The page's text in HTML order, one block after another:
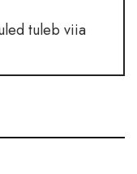
tuleb viia